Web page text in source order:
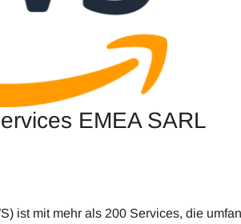
EMEA SARL
S 02
ist mit mehr als 200 Services, die